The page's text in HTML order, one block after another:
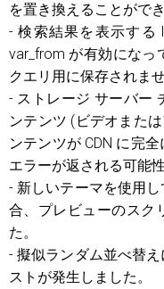
を置き換えることができ
- 検索結果を表示する
var_from が有効になっ
クエリ用に保存されませ
- ストレージ サーバー
ンテンツ (ビデオまた
ンテンツが CDN に完
エラーが返される可能
- 新しいテーマを使用
合、プレビューのスク
た。
- 擬似ランダム並べ替
ストが発生しました。